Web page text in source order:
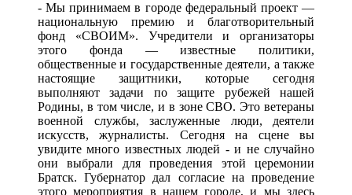
- Мы принимаем в городе федеральный проект —
национальную премию и благотворительный
фонд «СВОИМ». Учредители и организаторы
этого фонда — известные политики,
общественные и государственные деятели, а также
настоящие защитники, которые сегодня
выполняют задачи по защите рубежей нашей
Родины, в том числе, и в зоне СВО. Это ветераны
военной службы, заслуженные люди, деятели
искусств, журналисты. Сегодня на сцене вы
увидите много известных людей - и не случайно
они выбрали для проведения этой церемонии
Братск. Губернатор дал согласие на проведение
этого мероприятия в нашем городе, и мы здесь